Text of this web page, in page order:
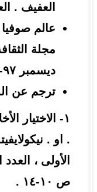
العفيف . العدد
عالم
ديسمبر ٩٧-يناير ١٩٩٨ ص ٥٨ -٦٤.
ترجم عن
١- الاختيار
. او .
ص ١٠-١٤ .